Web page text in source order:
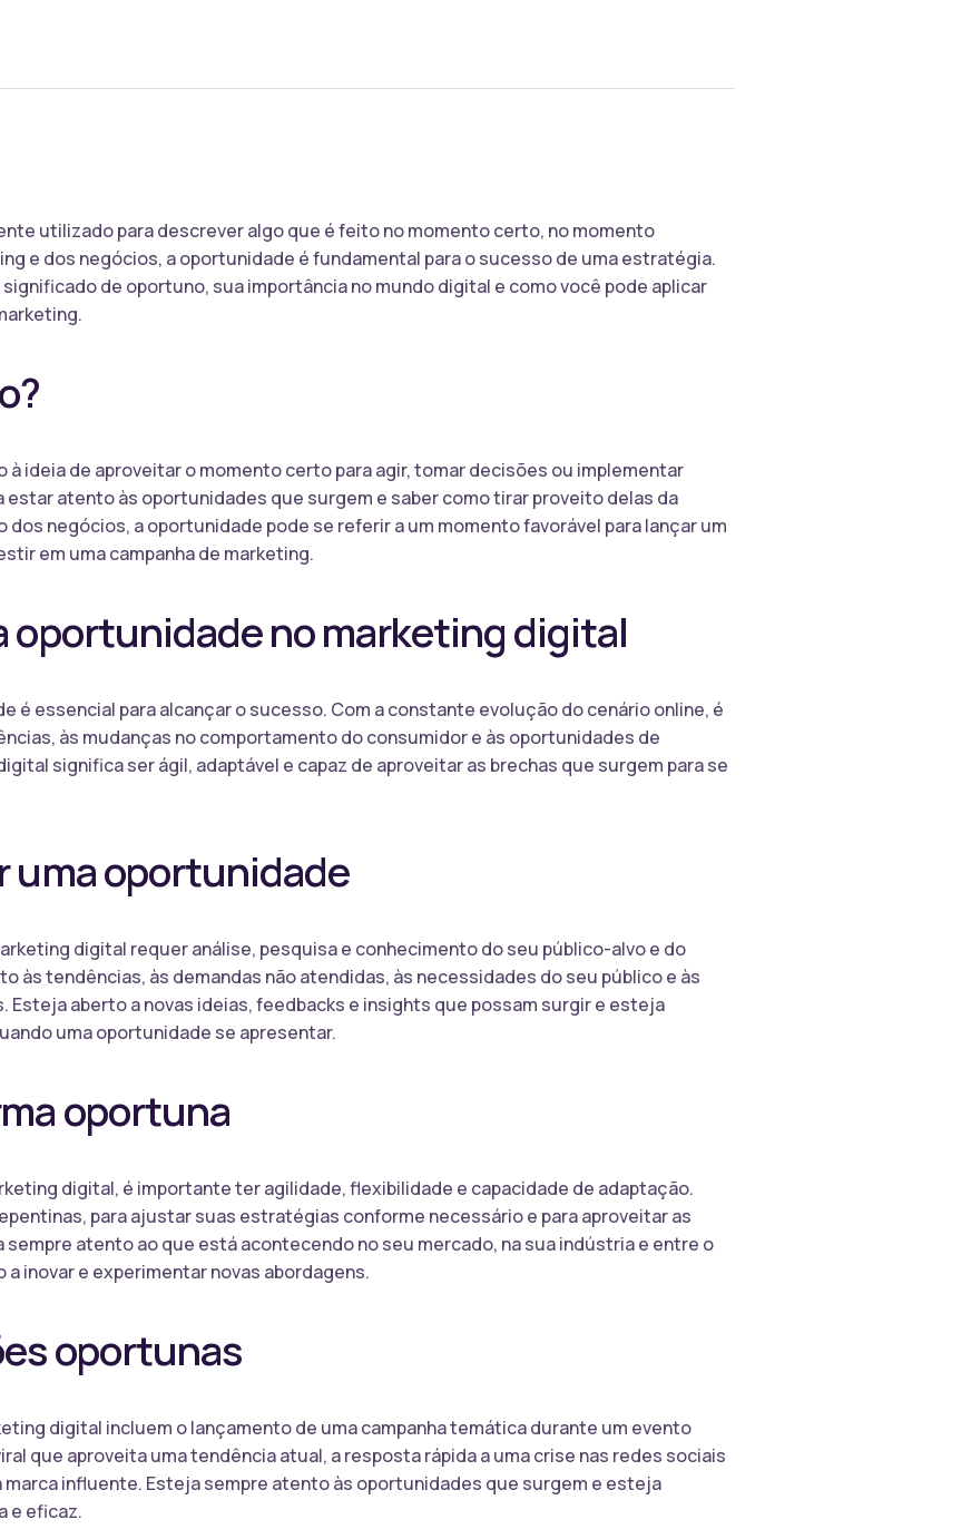
utilizado para descrever algo que é feito no momento certo, no momento
e dos negócios, a oportunidade é fundamental para o sucesso de uma estratégia.
de oportuno, sua importância no mundo digital e como você pode aplicar
ideia de aproveitar o momento certo para agir, tomar decisões ou implementar
atento às oportunidades que surgem e saber como tirar proveito delas da
dos negócios, a oportunidade pode se referir a um momento favorável para lançar um
em uma campanha de marketing.
oportunidade no marketing digital
é essencial para alcançar o sucesso. Com a constante evolução do cenário online, é
às mudanças no comportamento do consumidor e às oportunidades de
significa ser ágil, adaptável e capaz de aproveitar as brechas que surgem para se
uma oportunidade
digital requer análise, pesquisa e conhecimento do seu público-alvo e do
às tendências, às demandas não atendidas, às necessidades do seu público e às
Esteja aberto a novas ideias, feedbacks e insights que possam surgir e esteja
uma oportunidade se apresentar.
oportuna
digital, é importante ter agilidade, flexibilidade e capacidade de adaptação.
para ajustar suas estratégias conforme necessário e para aproveitar as
atento ao que está acontecendo no seu mercado, na sua indústria e entre o
inovar e experimentar novas abordagens.
oportunas
digital incluem o lançamento de uma campanha temática durante um evento
que aproveita uma tendência atual, a resposta rápida a uma crise nas redes sociais
influente. Esteja sempre atento às oportunidades que surgem e esteja
e eficaz.